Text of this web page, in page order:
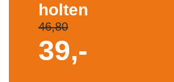
holten
46,80
39,-